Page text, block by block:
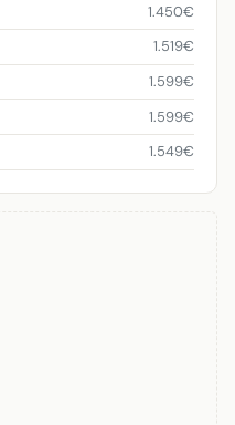
1.450€
1.519€
1.599€
1.599€
1.549€